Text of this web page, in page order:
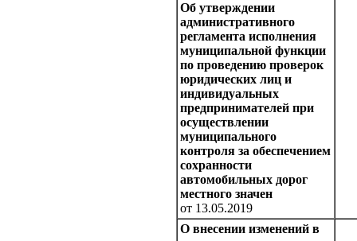
Об утверждении
административного
регламента исполнения
муниципальной функции
по проведению проверок
юридических лиц и
индивидуальных
предпринимателей при
осуществлении
муниципального
контроля за обеспечением
сохранности
автомобильных дорог
местного значен
от 13.05.2019
О внесении изменений в